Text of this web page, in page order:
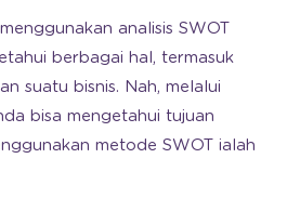
analisis SWOT
berbagai hal, termasuk
suatu bisnis. Nah, melalui
bisa mengetahui tujuan
metode SWOT ialah